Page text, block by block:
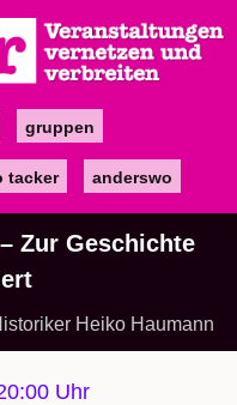
gruppen
tacker anderswo
Zur Geschichte
Heiko Haumann
Uhr